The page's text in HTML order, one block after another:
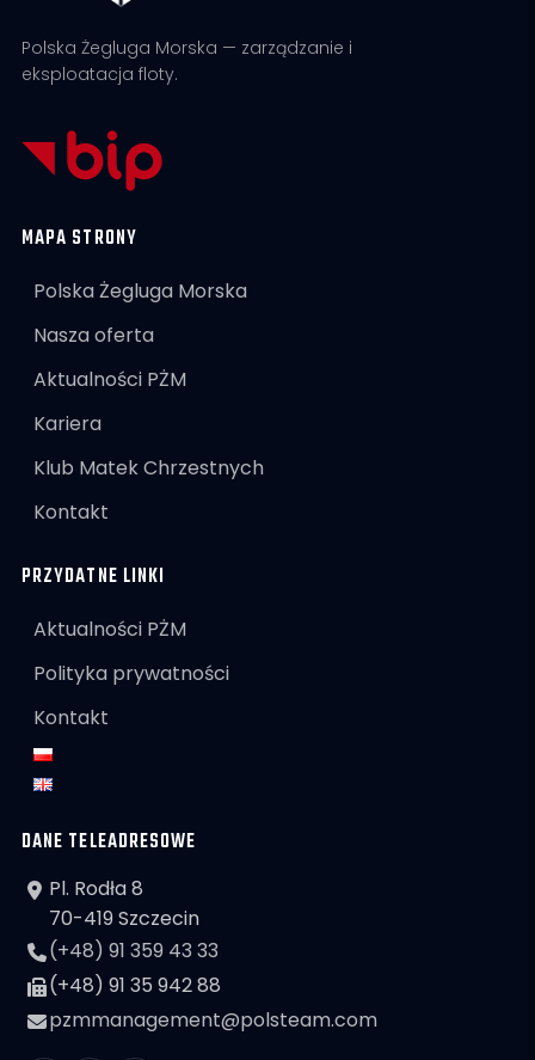
Polska Żegluga Morska — zarządzanie i
eksploatacja floty.
MAPA STRONY
Polska Żegluga Morska
Nasza oferta
Aktualności PŻM
Kariera
Klub Matek Chrzestnych
Kontakt
PRZYDATNE LINKI
Aktualności PŻM
Polityka prywatności
Kontakt
DANE TELEADRESOWE
Pl. Rodła 8
70-419 Szczecin
(+48) 91 359 43 33
(+48) 91 35 942 88
pzmmanagement@polsteam.com